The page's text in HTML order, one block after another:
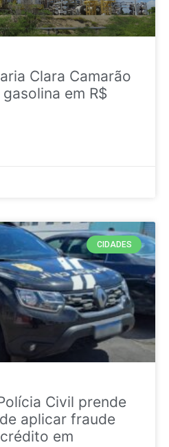
Clara Camarão
em R$
CIDADES
Civil prende
aplicar fraude
em